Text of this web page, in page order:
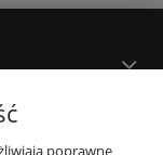
poprawne